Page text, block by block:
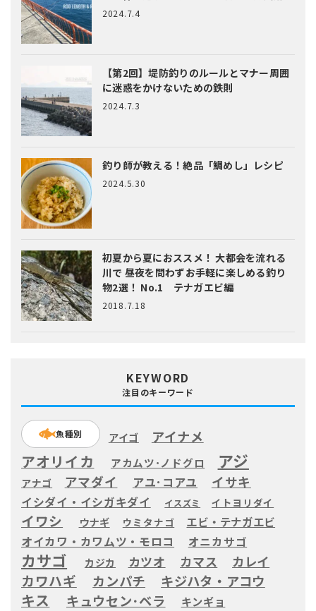
2024.7.4
【第2回】堤防釣りのルールとマナー周囲
に迷惑をかけないための鉄則
2024.7.3
釣り師が教える！絶品「鯛めし」レシピ
2024.5.30
初夏から夏におススメ！ 大都会を流れる
川で 昼夜を問わずお手軽に楽しめる釣り
物2選！ No.1 テナガエビ編
2018.7.18
KEYWORD
注目のキーワード
魚種別 アイゴ アイナメ
アオリイカ アカムツ･ノドグロ アジ
アナゴ アマダイ アユ･コアユ イサキ
イシダイ・イシガキダイ イスズミ イトヨリダイ
イワシ ウナギ ウミタナゴ エビ・テナガエビ
オイカワ・カワムツ・モロコ オニカサゴ
カサゴ カジカ カツオ カマス カレイ
カワハギ カンパチ キジハタ・アコウ
キス キュウセン･ベラ キンギョ